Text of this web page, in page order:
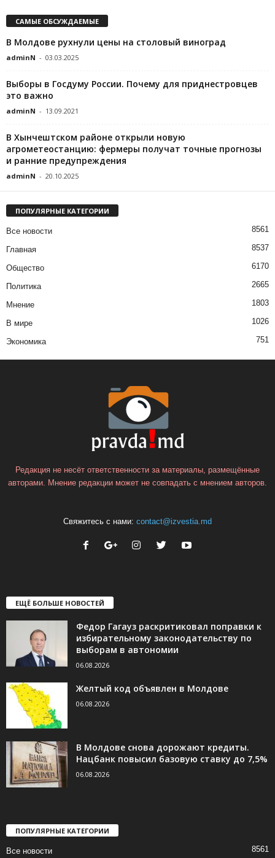
САМЫЕ ОБСУЖДАЕМЫЕ
В Молдове рухнули цены на столовый виноград
adminN - 03.03.2025
Выборы в Госдуму России. Почему для приднестровцев
это важно
adminN - 13.09.2021
В Хынчештском районе открыли новую
агрометеостанцию: фермеры получат точные прогнозы
и ранние предупреждения
adminN - 20.10.2025
ПОПУЛЯРНЫЕ КАТЕГОРИИ
Все новости 8561
Главная 8537
Общество 6170
Политика 2665
Мнение 1803
В мире 1026
Экономика 751
Редакция не несёт ответственности за материалы, размещённые
авторами. Мнение редакции может не совпадать с мнением авторов.
Свяжитесь с нами: contact@izvestia.md
ЕЩЁ БОЛЬШЕ НОВОСТЕЙ
Федор Гагауз раскритиковал поправки к
избирательному законодательству по
выборам в автономии
06.08.2026
Желтый код объявлен в Молдове
06.08.2026
В Молдове снова дорожают кредиты.
Нацбанк повысил базовую ставку до 7,5%
06.08.2026
ПОПУЛЯРНЫЕ КАТЕГОРИИ
Все новости 8561